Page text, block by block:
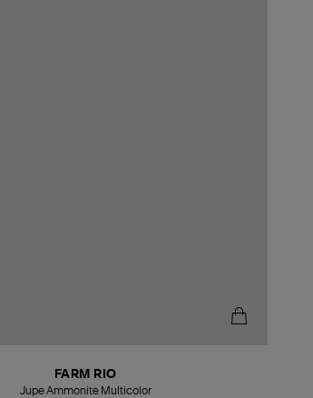
FARM RIO
Jupe Ammonite Multicolor